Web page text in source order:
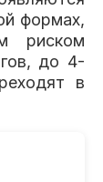
формах,
риском
до 4-
в